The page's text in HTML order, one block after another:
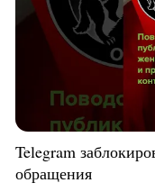
Telegram
обращения